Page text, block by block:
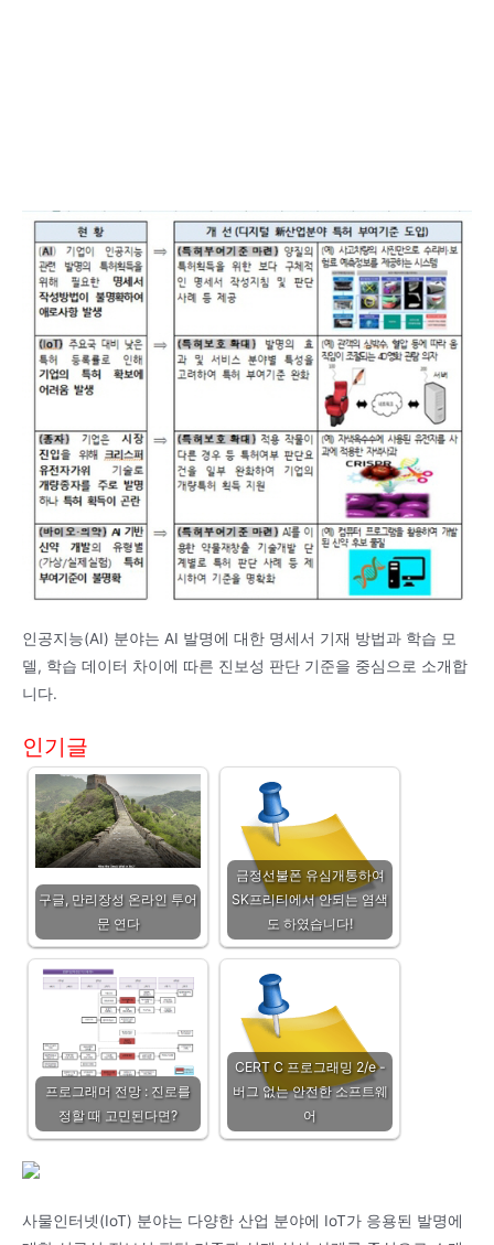
인공지능(AI) 분야는 AI 발명에 대한 명세서 기재 방법과 학습 모
델, 학습 데이터 차이에 따른 진보성 판단 기준을 중심으로 소개합
니다.
인기글
구글, 만리장성 온라인 투어
문 연다
금정선불폰 유심개통하여
SK프리티에서 안되는 염색
도 하였습니다!
프로그래머 전망 : 진로를
정할 때 고민된다면?
CERT C 프로그래밍 2/e -
버그 없는 안전한 소프트웨
어
사물인터넷(IoT) 분야는 다양한 산업 분야에 IoT가 응용된 발명에